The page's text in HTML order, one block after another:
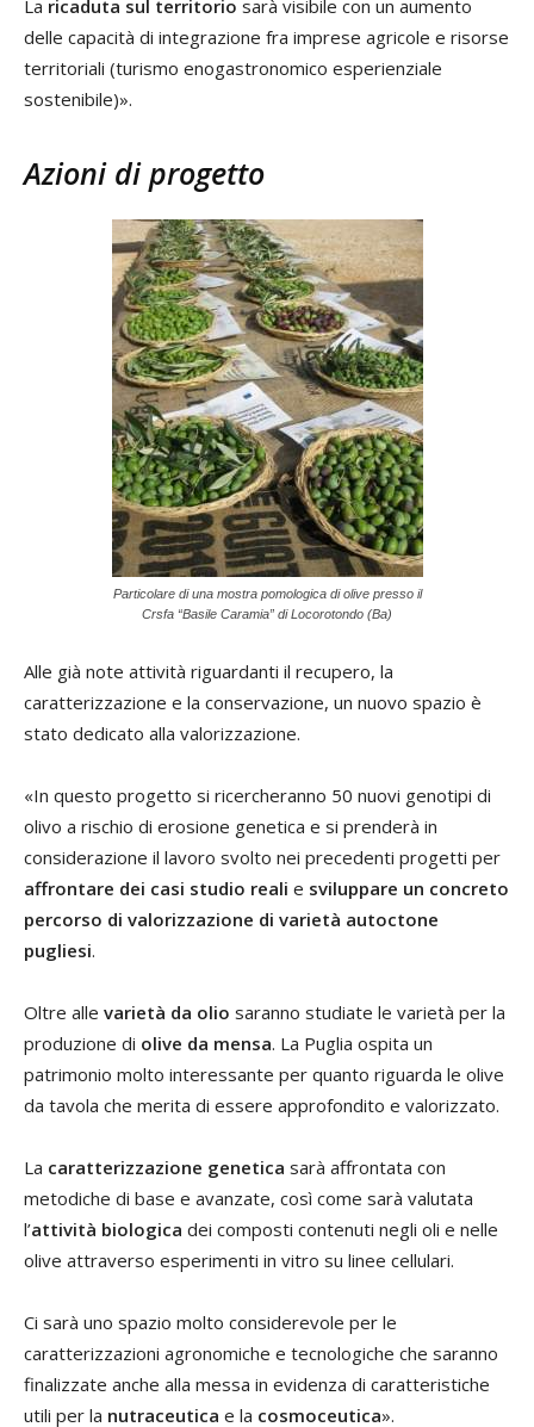
La ricaduta sul territorio sarà visibile con un aumento
delle capacità di integrazione fra imprese agricole e risorse
territoriali (turismo enogastronomico esperienziale
sostenibile)».
Azioni di progetto
Particolare di una mostra pomologica di olive presso il
Crsfa “Basile Caramia” di Locorotondo (Ba)
Alle già note attività riguardanti il recupero, la
caratterizzazione e la conservazione, un nuovo spazio è
stato dedicato alla valorizzazione.
«In questo progetto si ricercheranno 50 nuovi genotipi di
olivo a rischio di erosione genetica e si prenderà in
considerazione il lavoro svolto nei precedenti progetti per
affrontare dei casi studio reali e sviluppare un concreto
percorso di valorizzazione di varietà autoctone
pugliesi.
Oltre alle varietà da olio saranno studiate le varietà per la
produzione di olive da mensa. La Puglia ospita un
patrimonio molto interessante per quanto riguarda le olive
da tavola che merita di essere approfondito e valorizzato.
La caratterizzazione genetica sarà affrontata con
metodiche di base e avanzate, così come sarà valutata
l’attività biologica dei composti contenuti negli oli e nelle
olive attraverso esperimenti in vitro su linee cellulari.
Ci sarà uno spazio molto considerevole per le
caratterizzazioni agronomiche e tecnologiche che saranno
finalizzate anche alla messa in evidenza di caratteristiche
utili per la nutraceutica e la cosmoceutica».